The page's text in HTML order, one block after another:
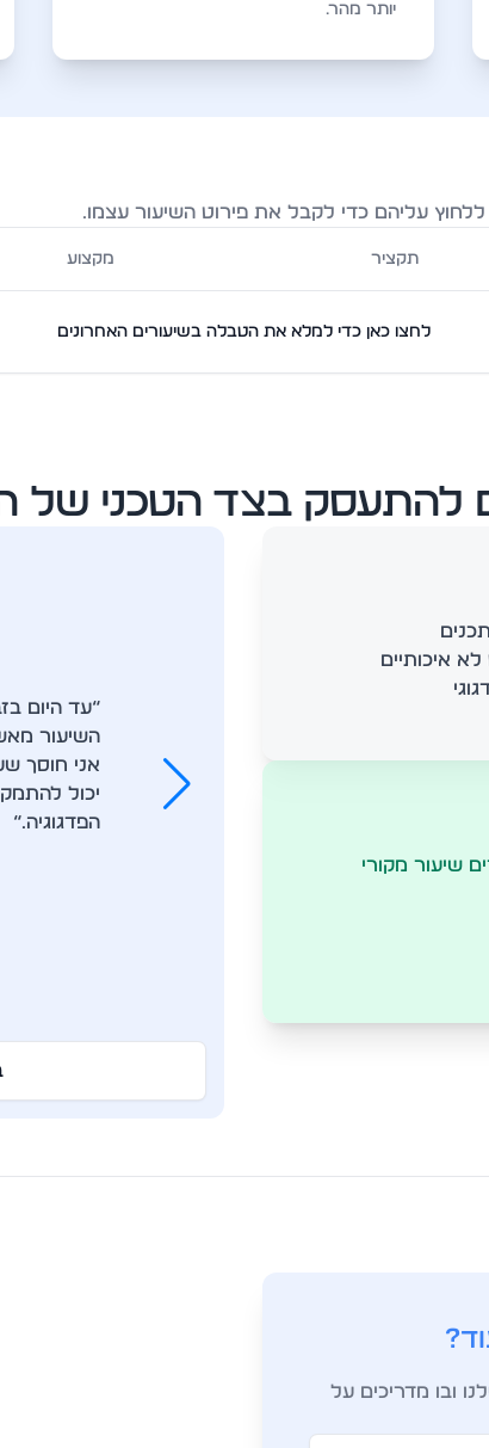
יותר מהר.
עליהם כדי לקבל את פירוט השיעור עצמו.
תקציר מקצוע
לחצו כאן כדי למלא את הטבלה בשיעורים האחרונים
להתעסק בצד הטכני של
איכותיים
שיעור מקורי
“עד היום
השיעור
אני חוסך
יכול
הפדגוגיה.“
ובו מדריכים על